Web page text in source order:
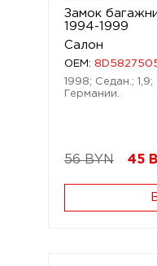
Замок
1994-1999
Салон
OEM:
1998; Седан.;
Германии.
56 BYN 45